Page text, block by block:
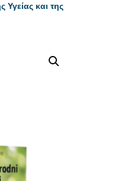
και της